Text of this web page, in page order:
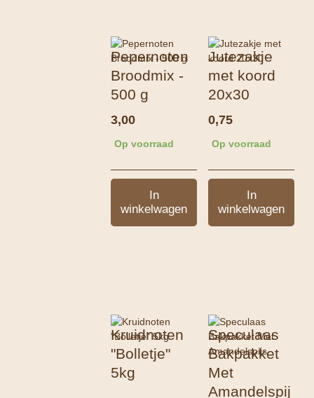
Pepernoten
Broodmix -
500 g
3,00
Op voorraad
In
winkelwagen
Jutezakje
met koord
20x30
0,75
Op voorraad
In
winkelwagen
Kruidnoten
"Bolletje"
5kg
Speculaas
Bakpakket
Met
Amandelspij